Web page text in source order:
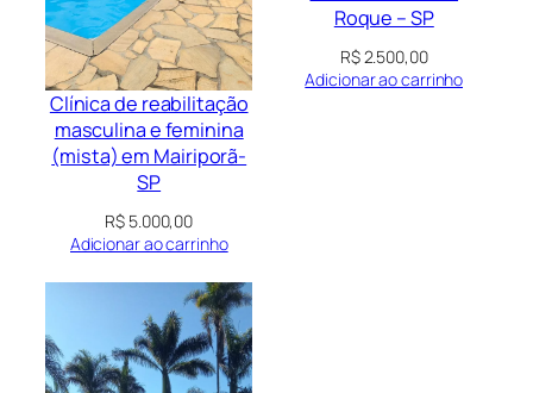
Clínica de reabilitação
masculina e feminina
(mista) em Mairiporã-
SP
R$ 5.000,00
Adicionar ao carrinho
Roque – SP
R$2.500,00
Adicionar ao carrinho